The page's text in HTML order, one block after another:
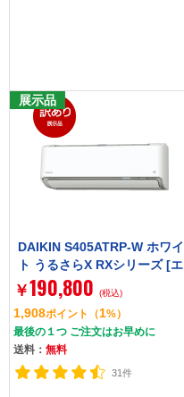
展示品
DAIKIN S405ATRP-W ホワイ
ト うるさらX RXシリーズ [エ
アコン (主に14畳用・単相200
V)]
￥190,800 (税込)
1,908ポイント （1%）
最後の１つ ご注文はお早めに
送料：無料
31件